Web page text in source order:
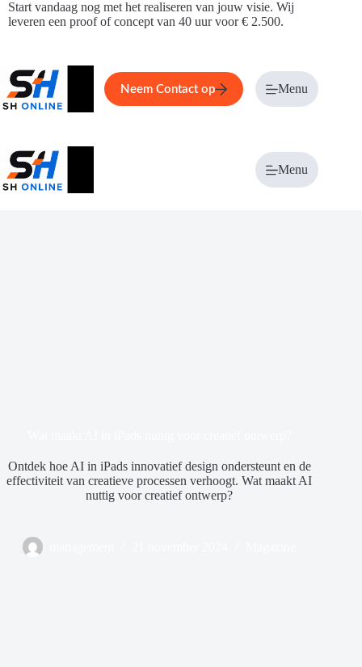
Ga
naar
Start vandaag nog met het realiseren van jouw visie. Wij
leveren een proof of concept van 40 uur voor € 2.500.
Home Service Over ons
Neem Contact op Menu
Menu
Ontdek hoe AI in iPads innovatief design ondersteunt en de
effectiviteit van creatieve processen verhoogt. Wat maakt AI
nuttig voor creatief ontwerp?